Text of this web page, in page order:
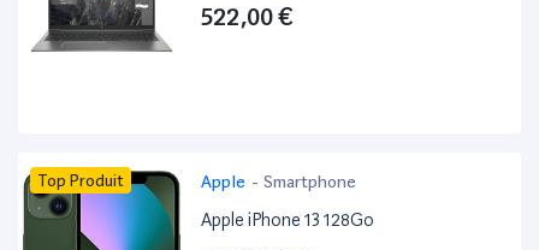
522,00 €
Top Produit Apple - Smartphone
Apple iPhone 13 128Go